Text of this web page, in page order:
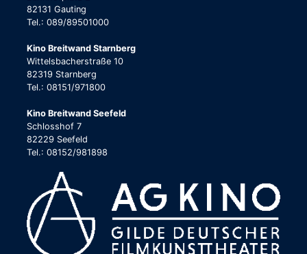
82131 Gauting
Tel.: 089/89501000
Kino Breitwand Starnberg
Wittelsbacherstraße 10
82319 Starnberg
Tel.: 08151/971800
Kino Breitwand Seefeld
Schlosshof 7
82229 Seefeld
Tel.: 08152/981898